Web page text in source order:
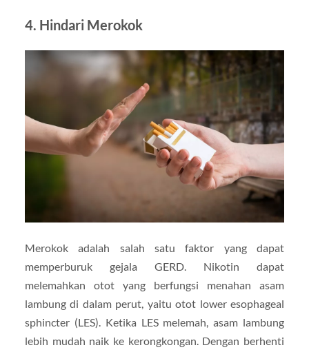
4. Hindari Merokok
Merokok adalah salah satu faktor yang dapat
memperburuk gejala GERD. Nikotin dapat
melemahkan otot yang berfungsi menahan asam
lambung di dalam perut, yaitu otot lower esophageal
sphincter (LES). Ketika LES melemah, asam lambung
lebih mudah naik ke kerongkongan. Dengan berhenti